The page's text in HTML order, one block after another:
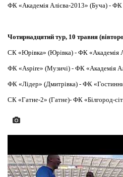
ФК «Академія Алієва-2013» (Буча) -
Чотирнадцятий тур, 10 травня
СК «Юрівка» (Юрівка) - ФК «Академія
ФК «Aspire» (Музичі) - ФК «Академія
ФК «Лідер» (Дмитрівка) - ФК
СК «Гатне-2» (Гатне)- ФК «Білгород-